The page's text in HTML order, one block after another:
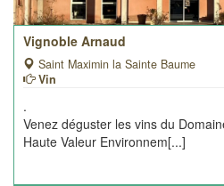
Vignoble Arnaud
Saint Maximin la Sainte Baume
Vin
.
Venez déguster les vins du
Haute Valeur Environnem[...]